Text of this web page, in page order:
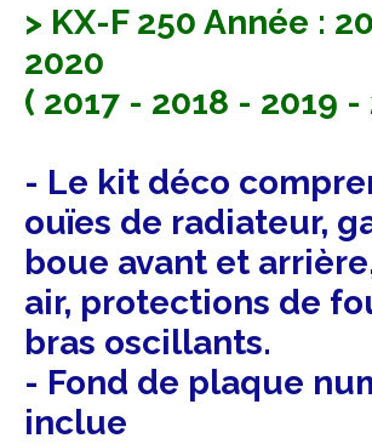
> KX-F 250 Année :
2020
( 2017 - 2018 - 2019 -
- Le kit déco
ouïes de radiateur,
boue avant et
air, protections de
bras oscillants.
- Fond de plaque
inclue